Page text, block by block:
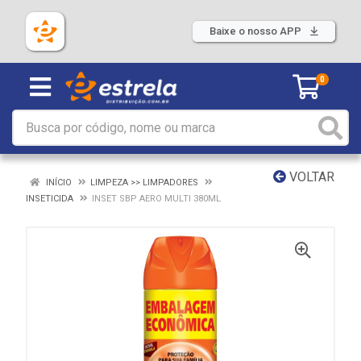
Baixe o nosso APP
0
VOLTAR
INÍCIO
LIMPEZA >> LIMPADORES
INSETICIDA
INSET SBP AERO MULTI 380ML